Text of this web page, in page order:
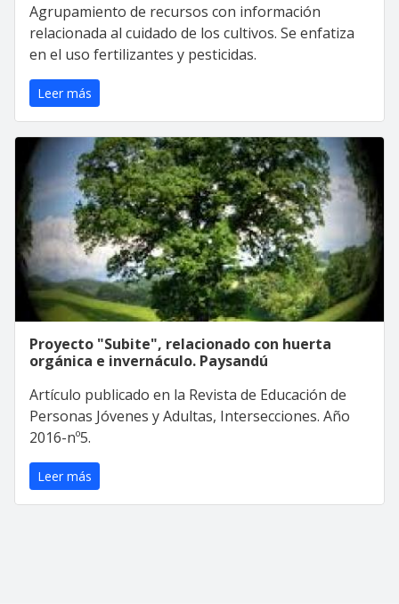
Agrupamiento de recursos con información
relacionada al cuidado de los cultivos. Se enfatiza
en el uso fertilizantes y pesticidas.
Leer más
Proyecto "Subite", relacionado con huerta
orgánica e invernáculo. Paysandú
Artículo publicado en la Revista de Educación de
Personas Jóvenes y Adultas, Intersecciones. Año
2016-nº5.
Leer más